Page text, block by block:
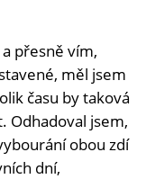
přesně vím,
měl jsem
času by taková
Odhadoval jsem,
obou zdí
dní,